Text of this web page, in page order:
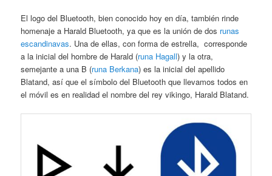
El logo del Bluetooth, bien conocido hoy en día, también rinde
homenaje a Harald Bluetooth, ya que es la unión de dos runas
escandinavas. Una de ellas, con forma de estrella, corresponde
a la inicial del hombre de Harald (runa Hagall) y la otra,
semejante a una B (runa Berkana) es la inicial del apellido
Blatand, así que el símbolo del Bluetooth que llevamos todos en
el móvil es en realidad el nombre del rey vikingo, Harald Blatand.